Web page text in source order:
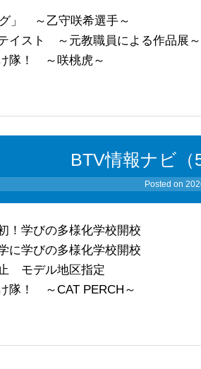
グ」 ～乙守咲希選手～
イスト ～元教職員による作品展～
隊！ ～咲桃虎～
BTV情報ナビ（
Posted on
！学びの多様化学校開校
に学びの多様化学校開校
モデル地区指定
隊！ ～CAT PERCH～